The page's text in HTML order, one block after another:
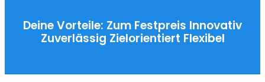
Deine Vorteile: Zum Festpreis Innovativ
Zuverlässig Zielorientiert Flexibel